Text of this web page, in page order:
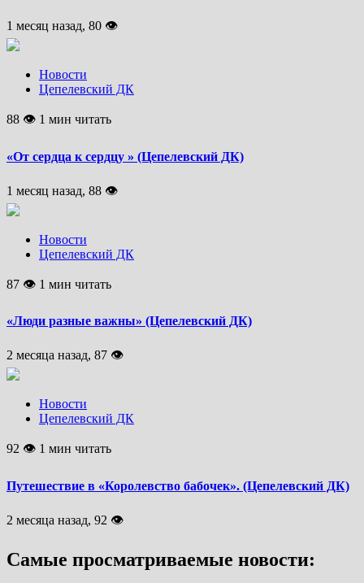
1 месяц назад, 80 👁
Новости
Цепелевский ДК
88 👁 1 мин читать
«От сердца к сердцу » (Цепелевский ДК)
1 месяц назад, 88 👁
Новости
Цепелевский ДК
87 👁 1 мин читать
«Люди разные важны» (Цепелевский ДК)
2 месяца назад, 87 👁
Новости
Цепелевский ДК
92 👁 1 мин читать
Путешествие в «Королевство бабочек». (Цепелевский ДК)
2 месяца назад, 92 👁
Самые просматриваемые новости: